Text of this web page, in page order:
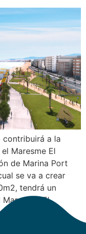
contribuirá a la
Maresme El
de Marina Port
se va a crear
tendrá un
El